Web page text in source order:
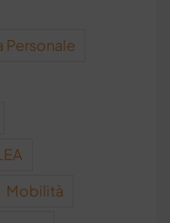
Personale
Mobilità